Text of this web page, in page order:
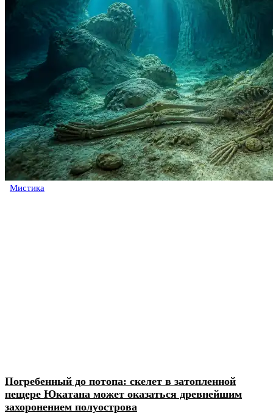
Мистика
Погребенный до потопа: скелет в затопленной
пещере Юкатана может оказаться древнейшим
захоронением полуострова